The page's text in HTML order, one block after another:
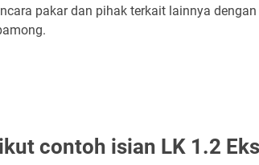
pakar dan pihak terkait lainnya
contoh isian LK 1.2